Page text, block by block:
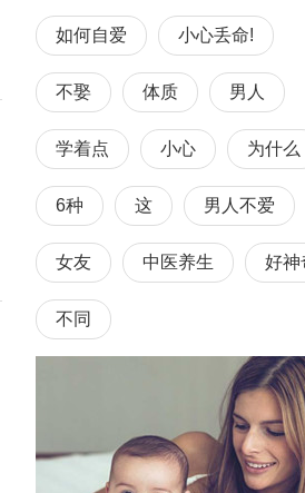
如何自爱 小心丢命!
不娶 体质 男人
学着点 小心 为什么
6种 这 男人不爱
女友 中医养生 好神
不同